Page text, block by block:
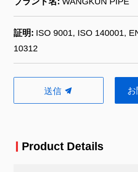
証明: ISO 9001, ISO 140001,
10312
送信
Product Details